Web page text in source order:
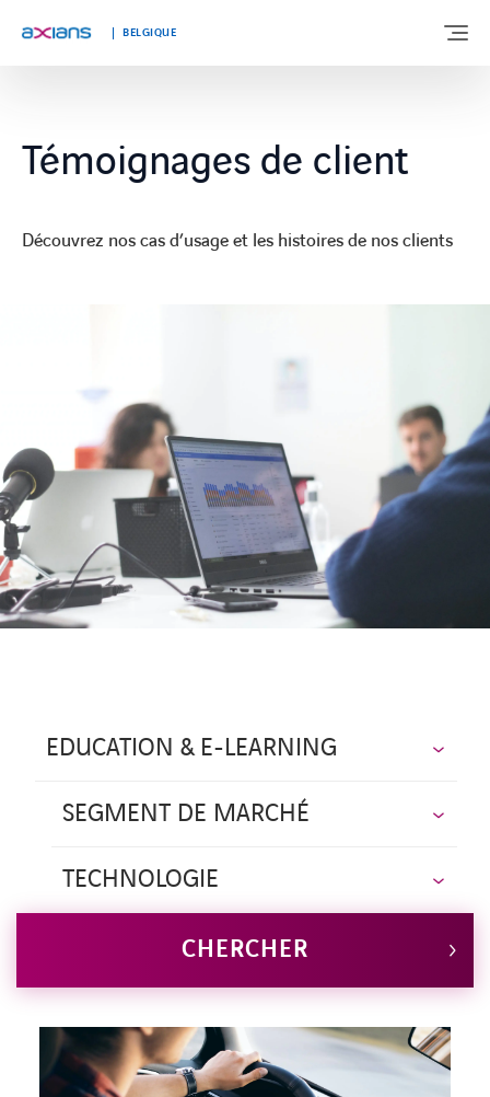
BELGIQUE
À PROPOS DE NOUS
ACTUALITÉS
TRAVAILLER CHEZ AXIANS
CONTACT
Témoignages de client
Découvrez nos cas d’usage et les histoires de nos clients
EDUCATION & E-LEARNING
SEGMENT DE MARCHÉ
TECHNOLOGIE
CHERCHER